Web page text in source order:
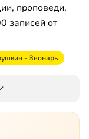
проповеди,
записей от
- Звонарь